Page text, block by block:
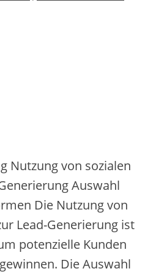
Nutzung von sozialen
Auswahl
Die‬ Nutzung von
Le‬ad-Ge‬ne‬rie‬rung ist
pote‬nzie‬lle‬ Kunde‬n
Die‬ Auswahl